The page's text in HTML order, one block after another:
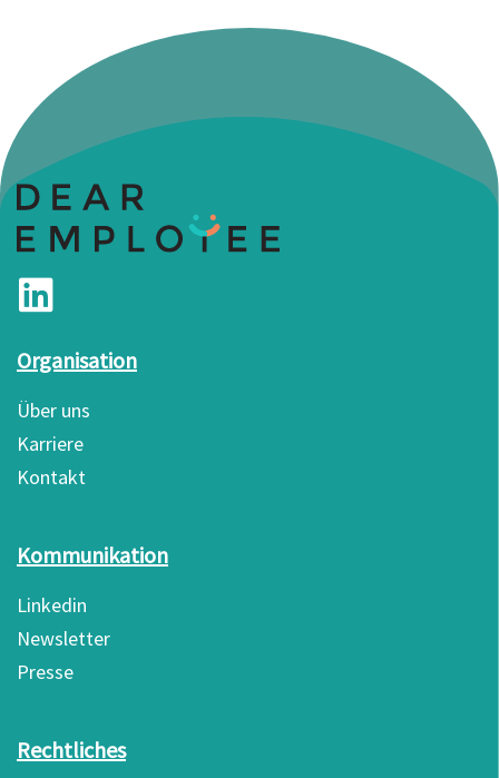
Organisation
Über uns
Karriere
Kontakt
Kommunikation
Linkedin
Newsletter
Presse
Rechtliches